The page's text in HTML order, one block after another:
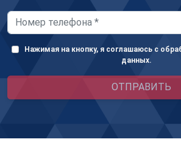
Нажимая на кнопку, я соглашаюсь с
данных.
ОТПРАВИТЬ